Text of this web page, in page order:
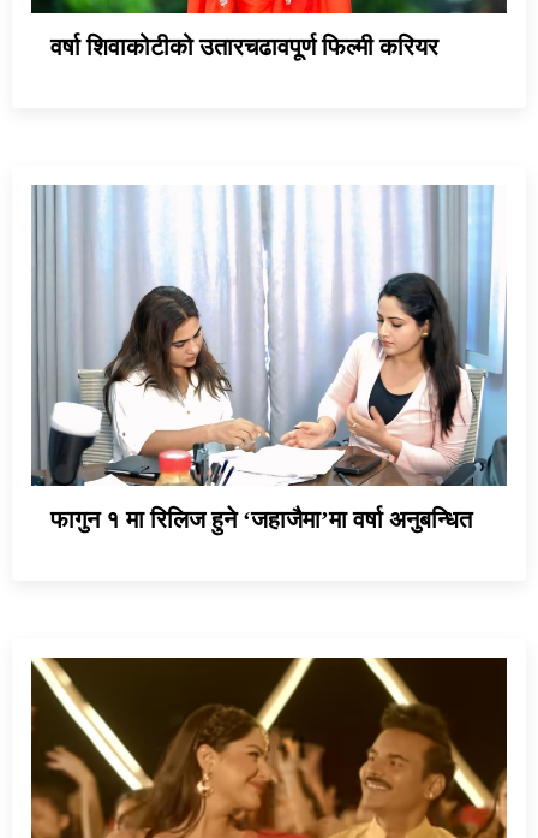
वर्षा शिवाकोटीको उतारचढावपूर्ण फिल्मी करियर
फागुन १ मा रिलिज हुने ‘जहाजैमा’मा वर्षा अनुबन्धित